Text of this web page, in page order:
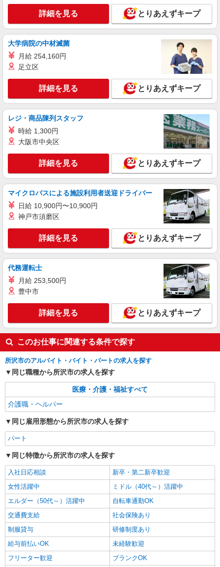
遇改善手当：35,920円 夜勤手当：30,000円（5回
分） ※6回目以降は1回6,000円支給 ▼下記別途支
給 通勤手当 年末年始手当：380円/時 寸志あり：
年2回（6月・12月） ※業績による 特別報酬：平
均34.1万円（最高額135万円） ※2025年6月支給実
績 ※処遇改善手当は試用期間中(3ヶ月)は支給なし
埼玉県所沢市北野1-2-60
キープ 詳細を見る
契約社員
小手指ショートステイそよ風：RO11949
ショートステイ ユニットリーダー
【月給】285,920円〜315,920円 ▼給与詳細 処
遇改善手当：35,920円 夜勤手当：30,000円（5回
分） ※6回目以降は1回6,000円支給 ▼下記別途支
給 通勤手当 年末年始手当：380円/時 寸志あり：
年2回（6月・12月） ※業績による 特別報酬：平
均34.1万円（最高額135万円） ※2025年6月支給実
績 ※処遇改善手当は試用期間中(3ヶ月)は支給なし
埼玉県所沢市北野1-2-60
キープ 詳細を見る
【月給】234,320円〜264,320円 ▼給与詳細 処
遇改善手当：34,320円 ▼下記別途支給 通勤手当
年末年始手当：380円/時 ※12/300時〜1/324時 寸
志あり：年2回（6月・12月） ※業績による 特別
報酬：平均33.8万円（最高額130万円） ※2025年6
月支給実績 ※処遇改善手当は試用期間中(3ヶ月)は
支給なし
キープ 詳細を見る
詳細を見る とりあえずキープ
大学病院の中材滅菌
月給 254,160円
足立区
詳細を見る とりあえずキープ
レジ・商品陳列スタッフ
時給 1,300円
大阪市中央区
詳細を見る とりあえずキープ
マイクロバスによる施設利用者送迎ドライバー
日給 10,900円〜10,900円
神戸市須磨区
詳細を見る とりあえずキープ
代務運転士
月給 253,500円
豊中市
詳細を見る とりあえずキープ
このお仕事に関連する条件で探す
所沢市のアルバイト・バイト・パートの求人を探す
同じ職種から所沢市の求人を探す
医療・介護・福祉すべて
介護職・ヘルパー
同じ雇用形態から所沢市の求人を探す
パート
同じ特徴から所沢市の求人を探す
入社日応相談
新卒・第二新卒歓迎
女性活躍中
ミドル（40代～）活躍中
エルダー（50代～）活躍中
自転車通勤OK
交通費支給
社会保険あり
制服貸与
研修制度あり
給与前払いOK
未経験歓迎
フリーター歓迎
ブランクOK